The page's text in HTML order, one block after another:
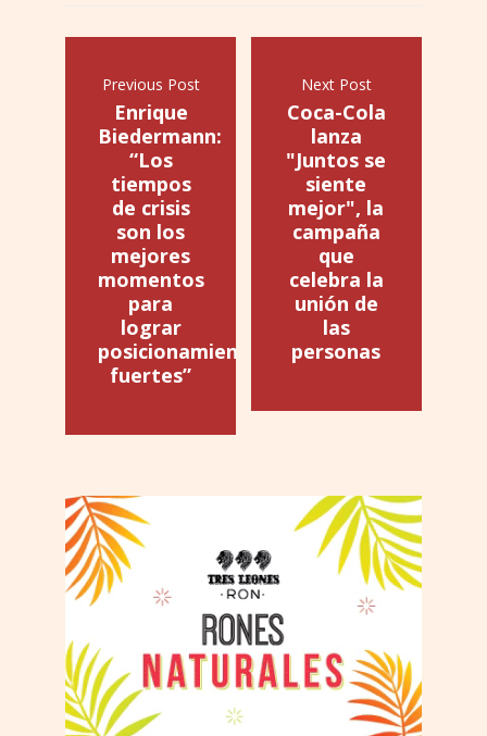
Previous Post
Enrique
Biedermann:
“Los
tiempos
de crisis
son los
mejores
momentos
para
lograr
posicionamientos
fuertes”
Next Post
Coca-Cola
lanza
"Juntos se
siente
mejor", la
campaña
que
celebra la
unión de
las
personas